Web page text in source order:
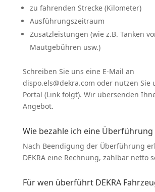
zu fahrenden Strecke (Kilometer)
Ausfüh­rungs­zeitraum
Zusatz­leis­tungen (wie z.B. Tanken
Mautge­bühren usw.)
Schreiben Sie uns eine E‑Mail an
dispo.els@dekra.com oder nutzen Sie
Portal (Link folgt). Wir übersenden
Angebot.
Wie bezahle ich eine Überführung
Nach Beendigung der Überführung
DEKRA eine Rechnung, zahlbar netto
Für wen überführt DEKRA